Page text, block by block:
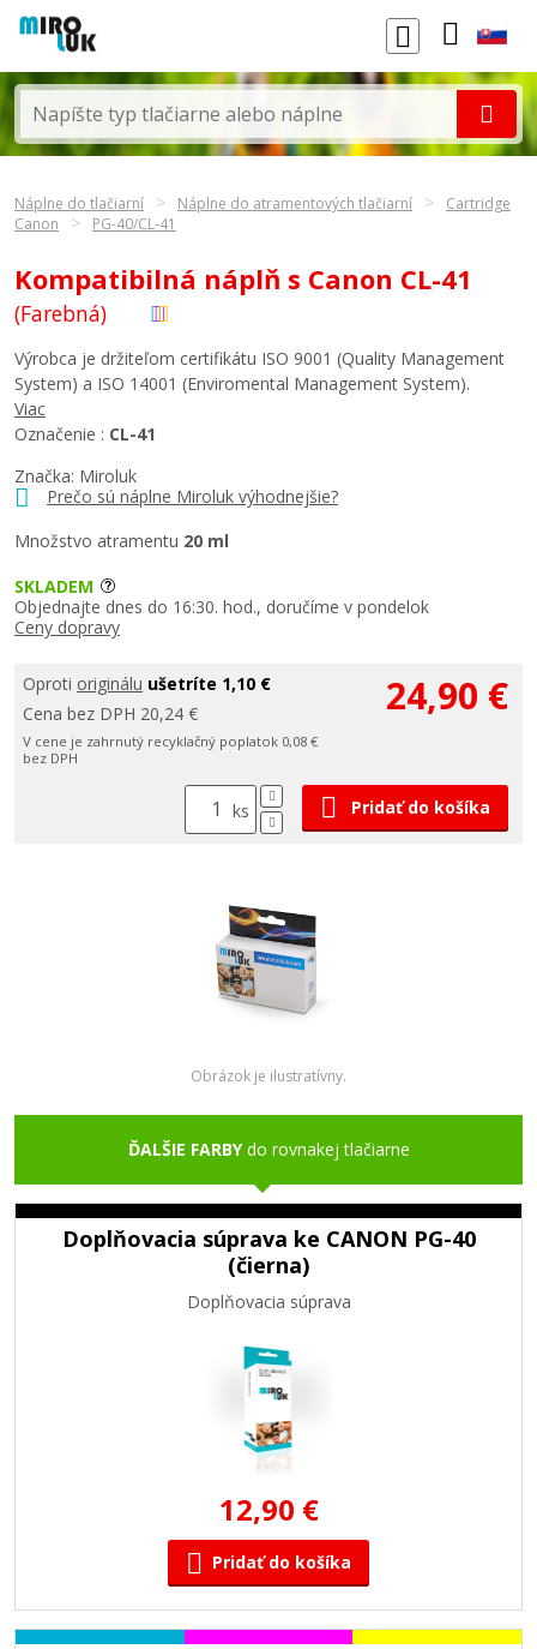
Náplne do tlačiarní Náplne do atramentových tlačiarní
Cartridge
Canon
PG-40/CL-41
Kompatibilná náplň s Canon CL-41
(Farebná)
Značka: Miroluk
Prečo sú náplne Miroluk výhodnejšie?
Množstvo atramentu 20 ml
Výrobca je držiteľom certifikátu ISO 9001 (Quality Management
System) a ISO 14001 (Enviromental Management System).
Viac
Označenie : CL-41
SKLADEM
Objednajte dnes do 16:30. hod., doručíme v pondelok
Ceny dopravy
Oproti originálu ušetríte 1,10 €
Cena bez DPH 20,24 €
V cene je zahrnutý recyklačný poplatok 0,08 €
bez DPH
24,90 €
ks Pridať do košíka
Obrázok je ilustratívny.
ĎALŠIE FARBYdo rovnakej tlačiarne
Doplňovacia súprava ke CANON PG-40
(čierna)
Doplňovacia súprava
12,90 €
Pridať do košíka